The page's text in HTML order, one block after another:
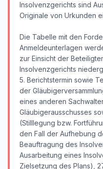
Insolvenzgerichts sind
Originale von Urkunden
Die Tabelle mit den
Anmeldeunterlagen
zur Einsicht der
Insolvenzgerichts
5. Berichtstermin sowie
der
eines anderen
Gläubigerausschusses
(Stilllegung bzw.
den Fall der Aufhebung
Beauftragung des
Ausarbeitung eines
Zielsetzung des Plans),